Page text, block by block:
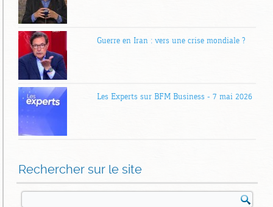
Guerre en Iran : vers une crise mondiale ?
Les Experts sur BFM Business – 7 mai 2026
Rechercher sur le site